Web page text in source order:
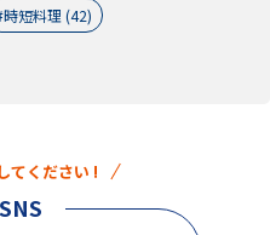
時短料理 (42)
てください !